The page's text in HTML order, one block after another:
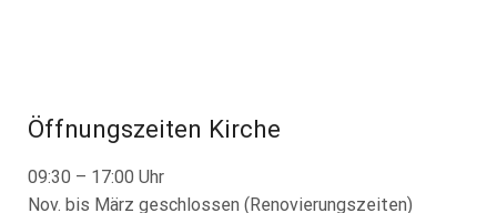
Öffnungszeiten Kirche
09:30 – 17:00 Uhr
Nov. bis März geschlossen (Renovierungszeiten)